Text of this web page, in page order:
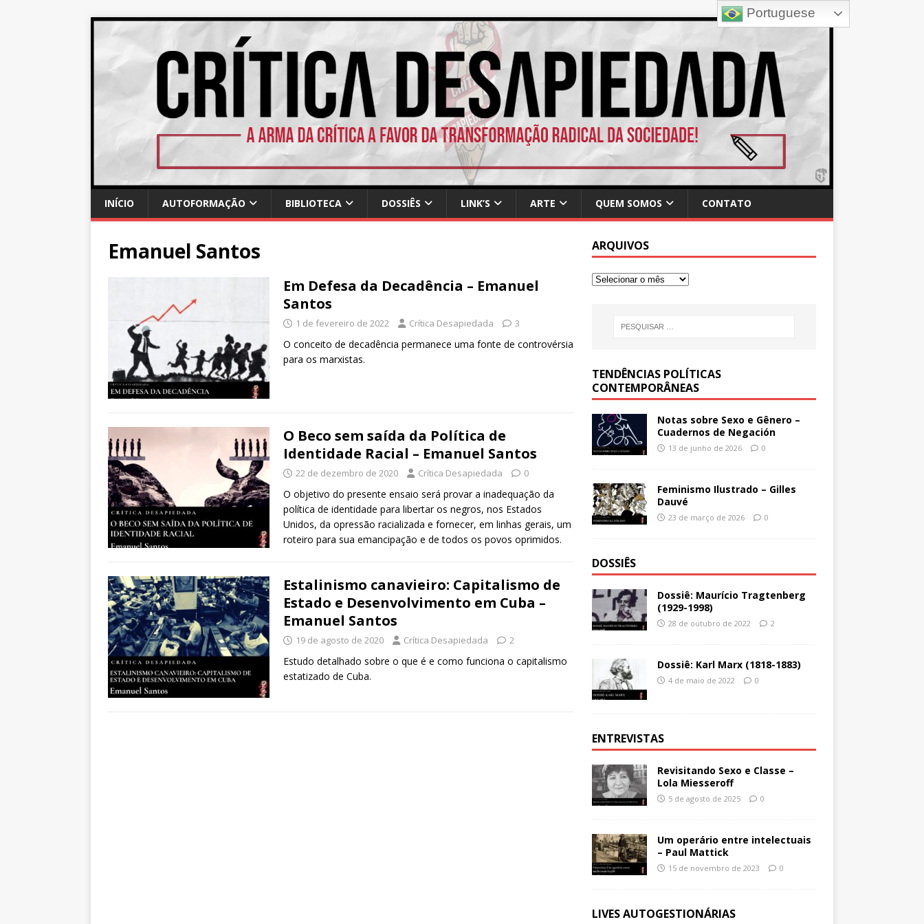
INÍCIO AUTOFORMAÇÃO BIBLIOTECA DOSSIÊS LINK’S ARTE QUEM SOMOS CONTATO
Emanuel Santos
Em Defesa da Decadência – Emanuel
Santos
1 de fevereiro de 2022 Crítica Desapiedada 3
O conceito de decadência permanece uma fonte de controvérsia
para os marxistas.
O Beco sem saída da Política de
Identidade Racial – Emanuel Santos
22 de dezembro de 2020 Crítica Desapiedada 0
O objetivo do presente ensaio será provar a inadequação da
política de identidade para libertar os negros, nos Estados
Unidos, da opressão racializada e fornecer, em linhas gerais, um
roteiro para sua emancipação e de todos os povos oprimidos.
Estalinismo canavieiro: Capitalismo de
Estado e Desenvolvimento em Cuba –
Emanuel Santos
19 de agosto de 2020 Crítica Desapiedada 2
Estudo detalhado sobre o que é e como funciona o capitalismo
estatizado de Cuba.
ARQUIVOS
TENDÊNCIAS POLÍTICAS
CONTEMPORÂNEAS
Notas sobre Sexo e Gênero –
Cuadernos de Negación
13 de junho de 2026 0
Feminismo Ilustrado – Gilles
Dauvé
23 de março de 2026 0
DOSSIÊS
Dossiê: Maurício Tragtenberg
(1929-1998)
28 de outubro de 2022 2
Dossiê: Karl Marx (1818-1883)
4 de maio de 2022 0
ENTREVISTAS
Revisitando Sexo e Classe –
Lola Miesseroff
5 de agosto de 2025 0
Um operário entre intelectuais
– Paul Mattick
15 de novembro de 2023 0
LIVES AUTOGESTIONÁRIAS
Portuguese